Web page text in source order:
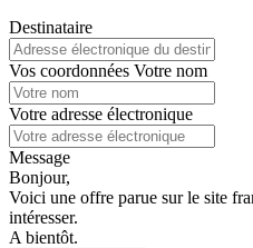
Destinataire
Vos coordonnées Votre nom
Votre adresse électronique
Message
Bonjour,
Voici une offre parue sur le site
intéresser.
A bientôt.